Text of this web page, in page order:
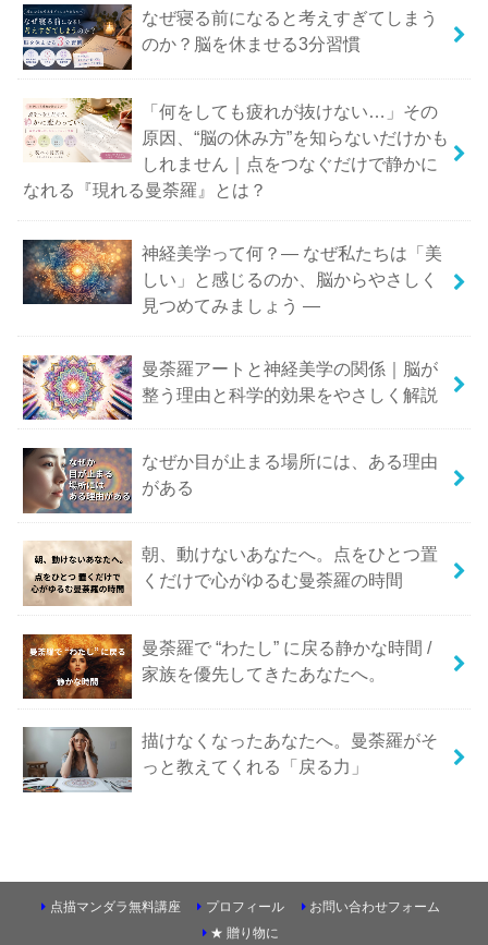
なぜ寝る前になると考えすぎてしまう
のか？脳を休ませる3分習慣
「何をしても疲れが抜けない…」その
原因、“脳の休み方”を知らないだけかも
しれません｜点をつなぐだけで静かに
なれる『現れる曼荼羅』とは？
神経美学って何？― なぜ私たちは「美
しい」と感じるのか、脳からやさしく
見つめてみましょう ―
曼荼羅アートと神経美学の関係｜脳が
整う理由と科学的効果をやさしく解説
なぜか目が止まる場所には、ある理由
がある
朝、動けないあなたへ。点をひとつ置
くだけで心がゆるむ曼荼羅の時間
曼荼羅で “わたし” に戻る静かな時間 /
家族を優先してきたあなたへ。
描けなくなったあなたへ。曼荼羅がそ
っと教えてくれる「戻る力」
点描マンダラ無料講座 プロフィール
お問い合わせフォーム
★ 贈り物に